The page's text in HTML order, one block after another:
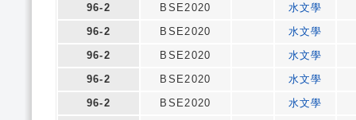
96-2
BSE2020
水文學
96-2
BSE2020
水文學
96-2
BSE2020
水文學
96-2
BSE2020
水文學
96-2
BSE2020
水文學